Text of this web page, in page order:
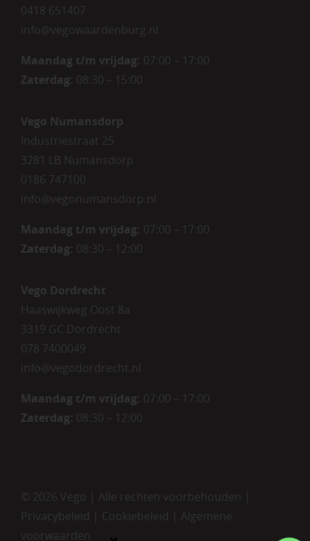
0418 651407
info@vegowaardenburg.nl
Maandag t/m vrijdag: 07:00 – 17:00
Zaterdag: 08:30 – 15:00
Vego Numansdorp
Industriestraat 25
3281 LB Numansdorp
0186 747100
info@vegonumansdorp.nl
Maandag t/m vrijdag: 07:00 – 17:00
Zaterdag: 08:30 – 12:00
Vego Dordrecht
Haaswijkweg Oost 8a
3319 GC Dordrecht
078 7400049
info@vegodordrecht.nl
Maandag t/m vrijdag: 07:00 – 17:00
Zaterdag: 08:30 – 12:00
© 2026 Vego | Alle rechten voorbehouden |
Privacybeleid | Cookiebeleid | Algemene
voorwaarden